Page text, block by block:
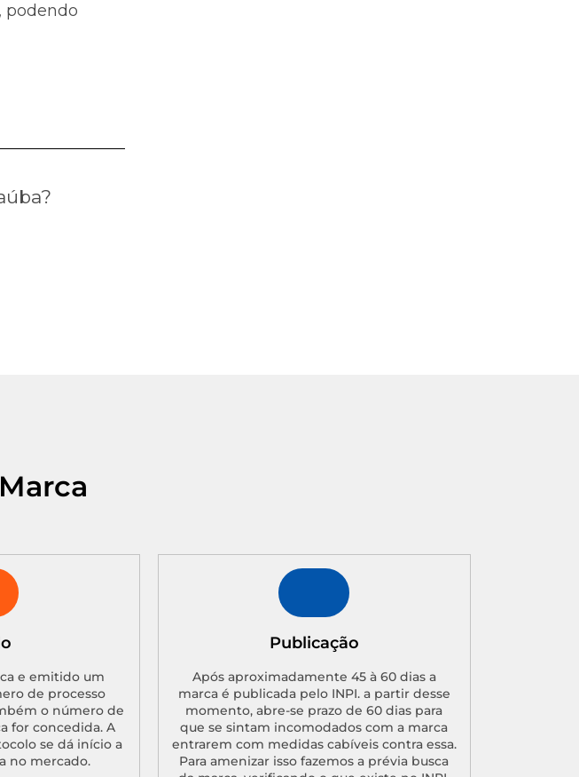
podendo
e emitido um
de processo
o número de
for concedida. A
se dá início a
no mercado.
Publicação
Após aproximadamente 45 à 60 dias a
marca é publicada pelo INPI. a partir desse
momento, abre-se prazo de 60 dias para
que se sintam incomodados com a marca
entrarem com medidas cabíveis contra essa.
Para amenizar isso fazemos a prévia busca